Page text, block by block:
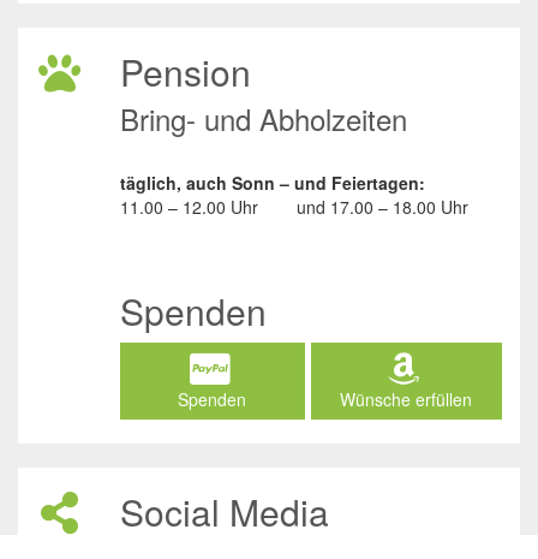
Pension
Bring- und Abholzeiten
täglich, auch Sonn – und Feiertagen:
11.00 – 12.00 Uhr
und 17.00 – 18.00 Uhr
Spenden
Spenden Wünsche erfüllen
Social Media